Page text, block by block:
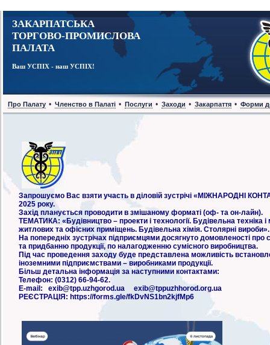
ЗАКАРПАТСЬКА
ТОРГОВО-ПРОМИСЛОВА
ПАЛАТА
Ваш УСПІХ - наш УСПІХ!
Про Палату • Членство в Палаті • Послуги • Заходи • Закарпаття • Форми
Запрошуємо Вас взяти участь в діловій зустрічі «МІЖНАРОДНІ
2025 року.
Захід планується проводити в змішаному форматі (оф- та он-лайн).
ТЕМАТИКА: «Будівництво – проекти і технології. Будівельна техніка
житлових та офісних приміщень. Будівельна хімія. Столярні вироби».
На попередніх зустрічах підприємцями досягнуто домовленості про
та придбанню продукції, по налагодженню сумісного виробництва.
Під час проведення заходу буде представлена можливість
іноземними підприємствами – виробниками продукції.
Більш детальна інформація за наступними контактами:
Телефон: (0312) 66-94-62.
E-mail: exib@tpp.uzhgorod.ua exib@tppuzhhorod.org.ua
РЕЄСТРАЦІЯ: https://forms.gle/fkDvNS1bn2kjfMp6